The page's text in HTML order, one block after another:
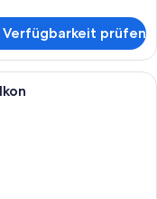
Verfügbarkeit prüfen
Bettwaren, Pillowtop-